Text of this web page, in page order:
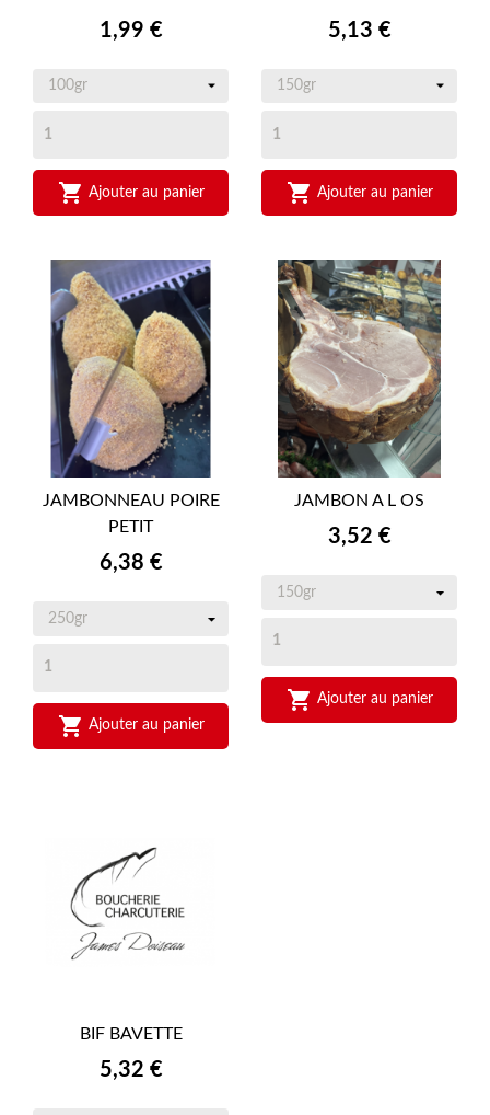
Prix
1,99 €
 Ajouter au panier
Prix
5,13 €
 Ajouter au panier
JAMBONNEAU POIRE
PETIT
Prix
6,38 €
 Ajouter au panier
JAMBON A L OS
Prix
3,52 €
 Ajouter au panier
BIF BAVETTE
Prix
5,32 €